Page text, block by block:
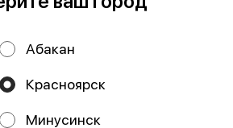
конфиденциальности
Абакан
Красноярск
Минусинск